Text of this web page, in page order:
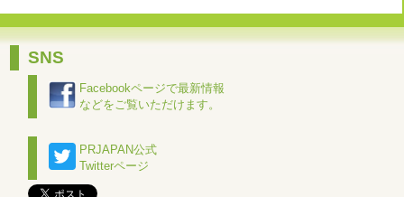
SNS
Facebookページで最新情報
などをご覧いただけます。
PRJAPAN公式
Twitterページ